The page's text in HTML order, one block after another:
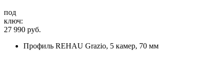
под
ключ:
27 990 руб.
Профиль REHAU Grazio, 5 камер, 70 мм